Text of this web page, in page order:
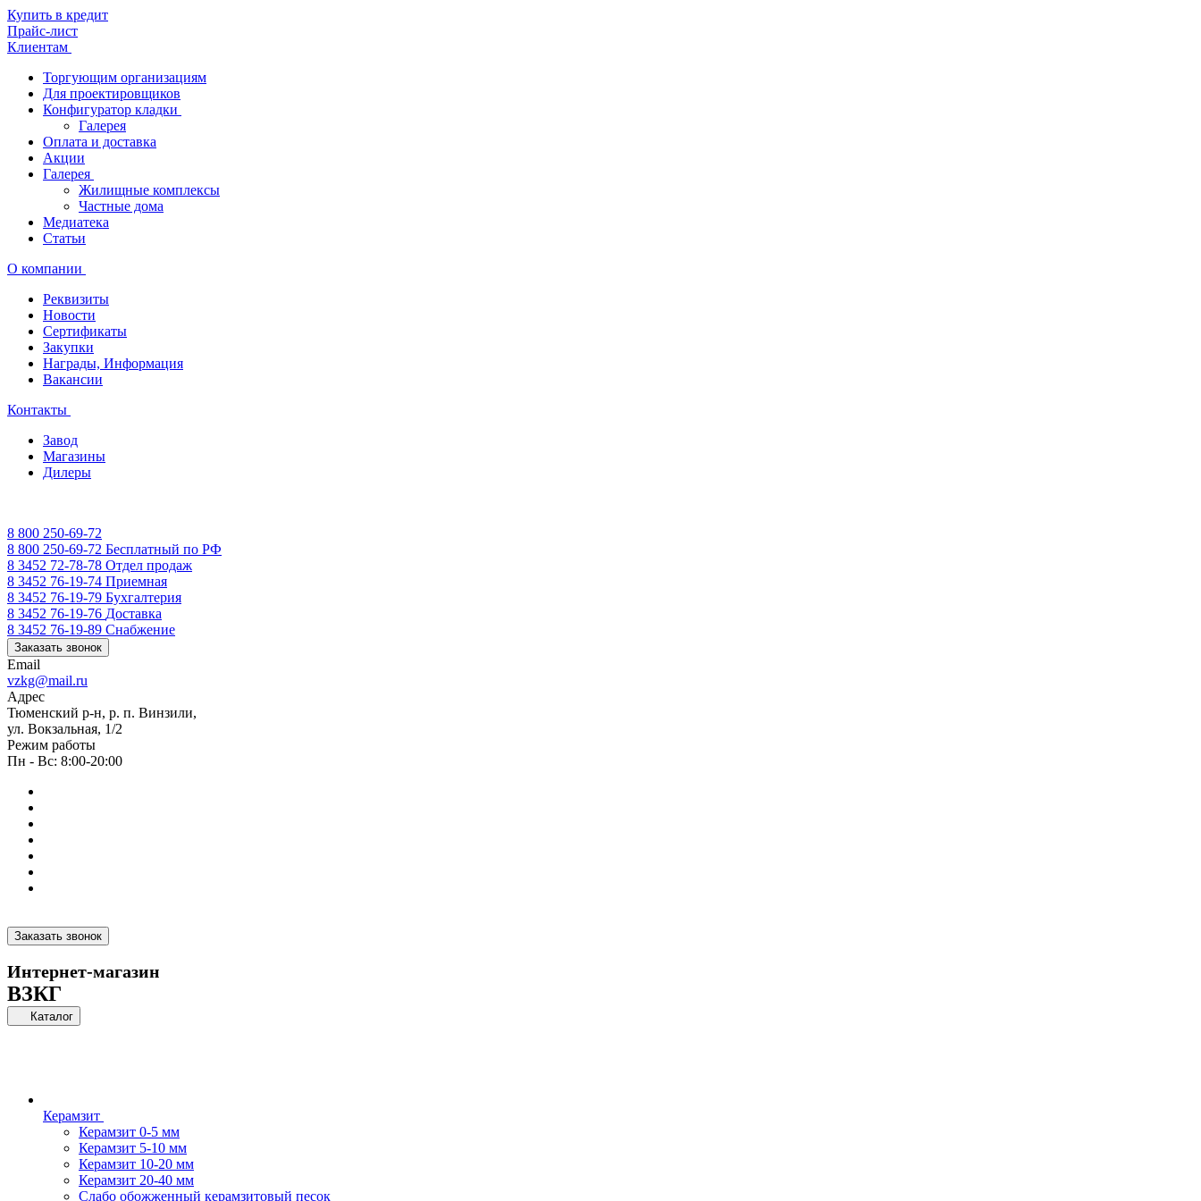
Купить в кредит
Прайс-лист
Клиентам
Торгующим организациям
Для проектировщиков
Конфигуратор кладки
Галерея
Оплата и доставка
Акции
Галерея
Жилищные комплексы
Частные дома
Медиатека
Статьи
О компании
Реквизиты
Новости
Сертификаты
Закупки
Награды, Информация
Вакансии
Контакты
Завод
Магазины
Дилеры
8 800 250-69-72
8 800 250-69-72 Бесплатный по РФ
8 3452 72-78-78 Отдел продаж
8 3452 76-19-74 Приемная
8 3452 76-19-79 Бухгалтерия
8 3452 76-19-76 Доставка
8 3452 76-19-89 Снабжение
Заказать звонок
Email
vzkg@mail.ru
Адрес
Тюменский р-н, р. п. Винзили,
ул. Вокзальная, 1/2
Режим работы
Пн - Вс: 8:00-20:00
Заказать звонок
Интернет-магазин
ВЗКГ
Каталог
Керамзит
Керамзит 0-5 мм
Керамзит 5-10 мм
Керамзит 10-20 мм
Керамзит 20-40 мм
Слабо обожженный керамзитовый песок